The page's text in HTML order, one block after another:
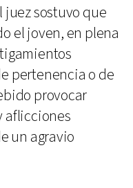
juez sostuvo que
el joven, en plena
pertenencia o de
provocar
aflicciones
un agravio